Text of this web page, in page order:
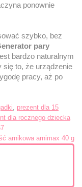
ponownie
szybko, bez
pary
bardzo naturalnym
się to, że urządzenie
pracy, aż po
, prezent dla 15
dla rocznego dziecka
arnikowa arnimax 40 g